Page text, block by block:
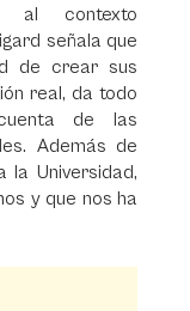
al contexto
señala que
de crear sus
real, da todo
de las
Además de
la Universidad,
y que nos ha